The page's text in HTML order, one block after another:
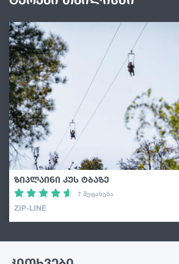
ზიპლაინი კუს ტბაზე
7 შეფასება
ZIP-LINE